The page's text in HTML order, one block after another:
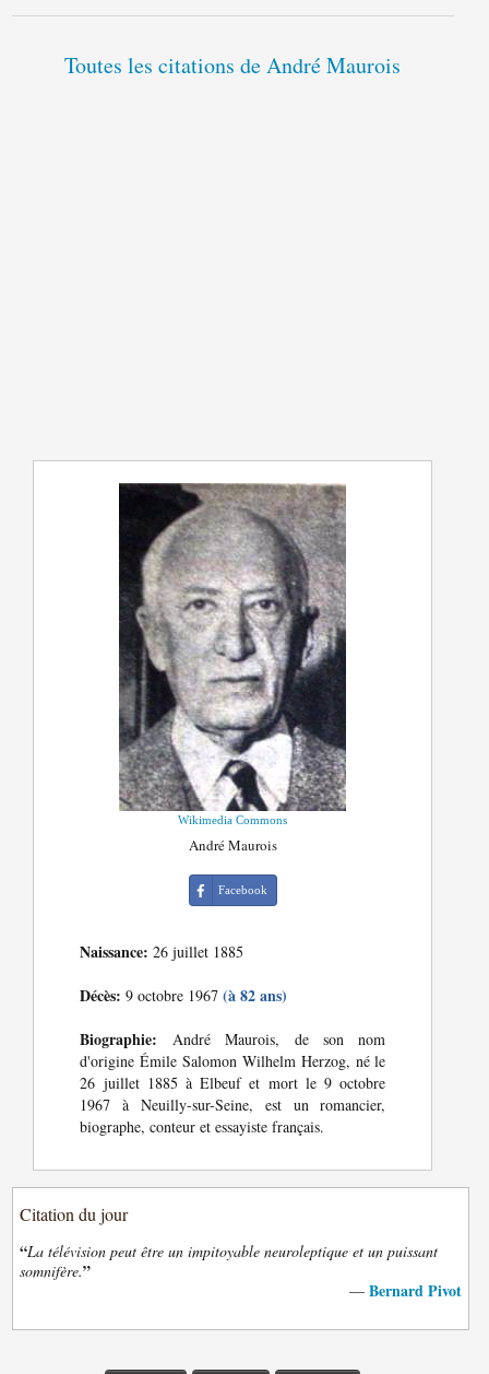
Toutes les citations de André Maurois
Wikimedia Commons
André Maurois
Facebook
Naissance: 26 juillet 1885
Décès: 9 octobre 1967(à 82 ans)
Biographie: André Maurois, de son nom
d'origine Émile Salomon Wilhelm Herzog, né le
26 juillet 1885 à Elbeuf et mort le 9 octobre
1967 à Neuilly-sur-Seine, est un romancier,
biographe, conteur et essayiste français.
Citation du jour
“La télévision peut être un impitoyable neuroleptique et un puissant
somnifère.”
— Bernard Pivot